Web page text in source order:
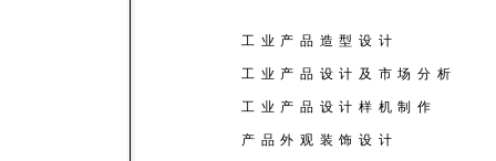
工业产品造型设计
工业产品设计及市场分析
工业产品设计样机制作
产品外观装饰设计